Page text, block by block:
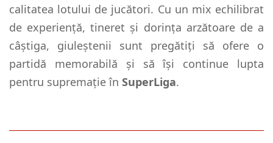
calitatea lotului de jucători. Cu un mix echilibrat
de experiență, tineret și dorința arzătoare de a
câștiga, giuleștenii sunt pregătiți să ofere o
partidă memorabilă și să își continue lupta
pentru supremație în SuperLiga.